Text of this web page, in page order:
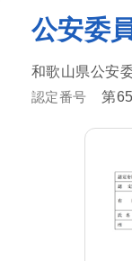
公安委
和歌山県公安
認定番号 第